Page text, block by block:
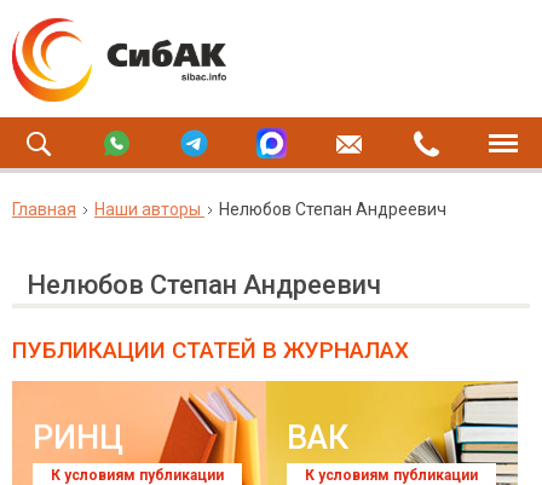
Главная Наши авторы Нелюбов Степан Андреевич
Нелюбов Степан Андреевич
ПУБЛИКАЦИИ СТАТЕЙ В ЖУРНАЛАХ
РИНЦ
К условиям публикации
ВАК
К условиям публикации